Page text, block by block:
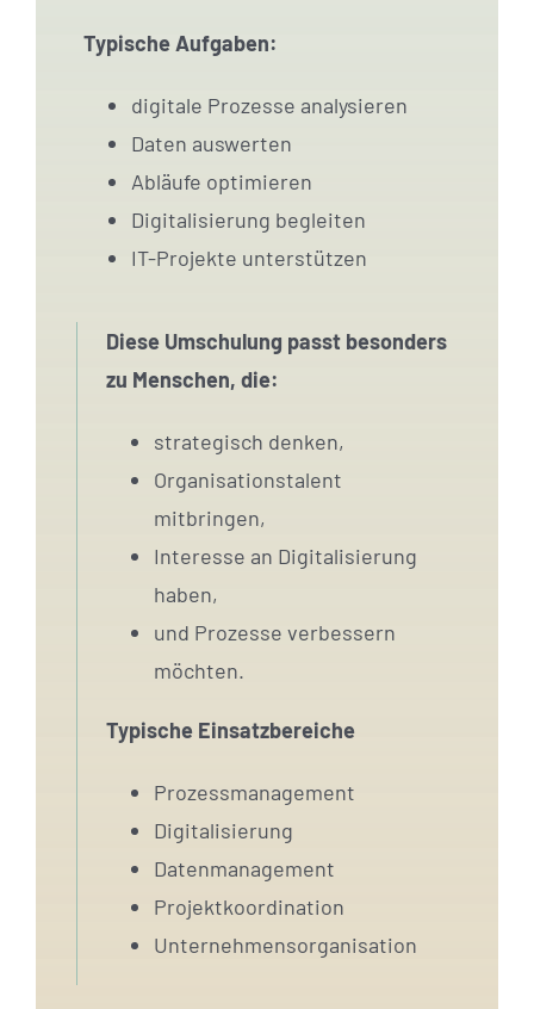
Typische Aufgaben:
digitale Prozesse analysieren
Daten auswerten
Abläufe optimieren
Digitalisierung begleiten
IT-Projekte unterstützen
Diese Umschulung passt besonders
zu Menschen, die:
strategisch denken,
Organisationstalent
mitbringen,
Interesse an Digitalisierung
haben,
und Prozesse verbessern
möchten.
Typische Einsatzbereiche
Prozessmanagement
Digitalisierung
Datenmanagement
Projektkoordination
Unternehmensorganisation